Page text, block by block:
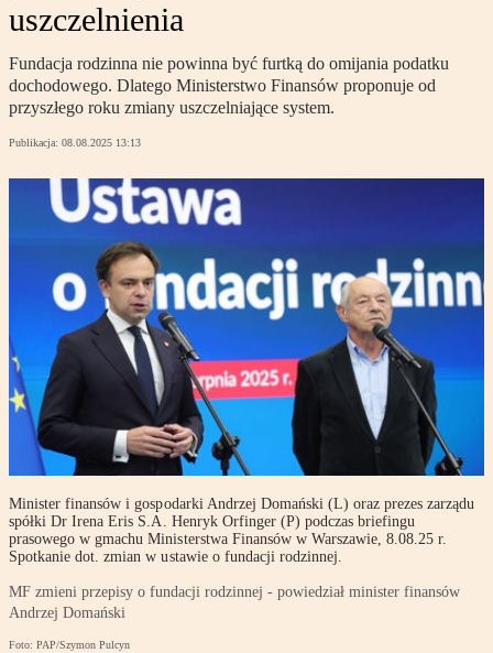
uszczelnienia
Fundacja rodzinna nie powinna być furtką do omijania podatku
dochodowego. Dlatego Ministerstwo Finansów proponuje od
przyszłego roku zmiany uszczelniające system.
Publikacja: 08.08.2025 13:13
Minister finansów i gospodarki Andrzej Domański (L) oraz prezes zarządu
spółki Dr Irena Eris S.A. Henryk Orfinger (P) podczas briefingu
prasowego w gmachu Ministerstwa Finansów w Warszawie, 8.08.25 r.
Spotkanie dot. zmian w ustawie o fundacji rodzinnej.
MF zmieni przepisy o fundacji rodzinnej - powiedział minister finansów
Andrzej Domański
Foto: PAP/Szymon Pulcyn